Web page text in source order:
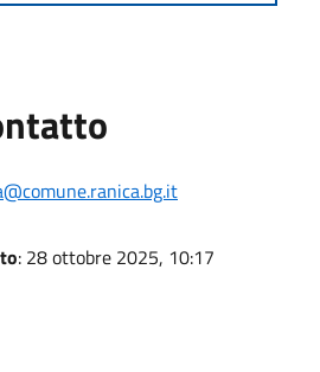
: 28 ottobre 2025, 10:17